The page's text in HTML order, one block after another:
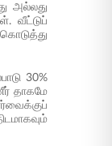
அல்லது
வீட்டுப்
30%
தாகமே